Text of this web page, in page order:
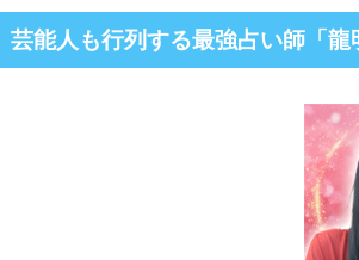
芸能人も行列する最強占い師「龍